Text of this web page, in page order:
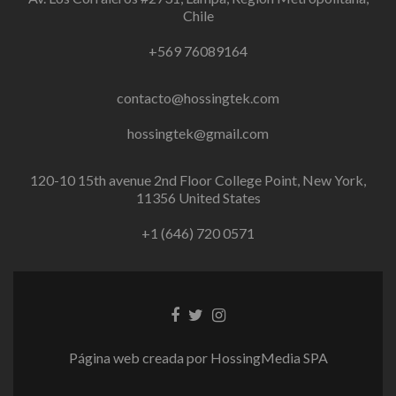
Chile
+569 76089164
contacto@hossingtek.com
hossingtek@gmail.com
120-10 15th avenue 2nd Floor College Point, New York,
11356 United States
+1 (646) 720 0571
Enlace
EnlaceInstagram
Página web creada por HossingMedia SPA